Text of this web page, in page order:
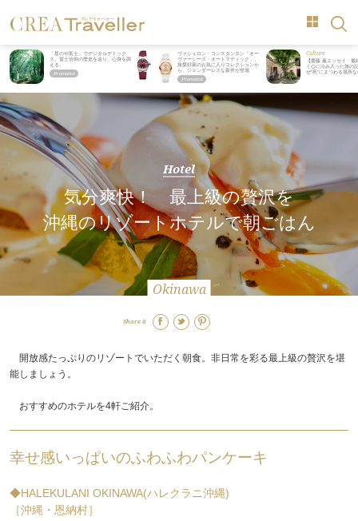
「星のや富士」でデジタルデトック
ス。冨士信仰の歴史を辿り、心身を調
える。
ヴァシュロン・コンスタンタン「オー
ヴァーシーズ・オートマティック」。
旅愛好家のお気に入りコレクションか
ら、ジェンダーレスな新作が登場
Culture
【齋藤 薫エッセイ・最
く心に沁み入った旅の
ぜ“死”にまつわる場所
Hotel
気分爽快！ 最上級の贅沢を
沖縄のリゾートホテルで朝ごはん
Okinawa
Share it
開放感たっぷりのリゾートでいただく朝食。非日常を彩る最上級の贅沢を堪
能しましょう。
おすすめのホテルを4軒ご紹介。
幸せ感いっぱいのふわふわパンケーキ
◆HALEKULANI OKINAWA(ハレクラニ沖縄)
［沖縄・恩納村］